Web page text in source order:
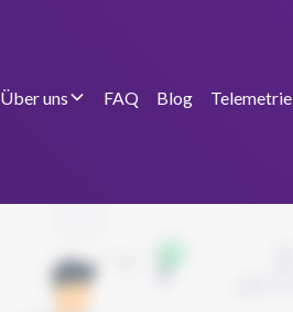
Über uns FAQ Blog Telemetrie